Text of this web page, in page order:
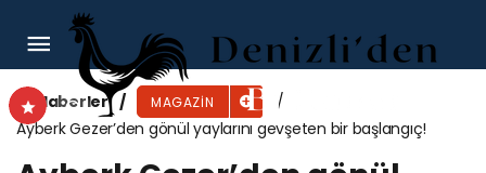
Haberler MAGAZIN
Ayberk Gezer’den gönül yaylarını gevşeten bir başlangıç!
Podyumun Sihirbazları: Serkan ve Gökhan
Duman, moda sektörüne hayat katıyor